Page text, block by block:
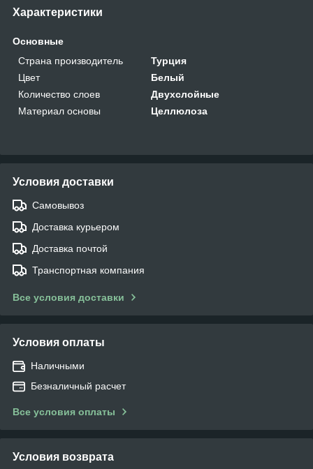
Характеристики
Основные
Страна производитель
Турция
Цвет
Белый
Количество слоев
Двухслойные
Материал основы
Целлюлоза
Условия доставки
Самовывоз
Доставка курьером
Доставка почтой
Транспортная компания
Все условия доставки
Условия оплаты
Наличными
Безналичный расчет
Все условия оплаты
Условия возврата